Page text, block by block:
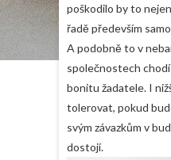
poškodilo by to
řadě především
A podobně to v
společnostech
bonitu žadatele. I
tolerovat, pokud
svým závazkům v
dostojí.